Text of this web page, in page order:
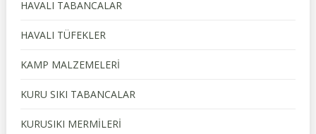
HAVALI TABANCALAR
HAVALI TÜFEKLER
KAMP MALZEMELERİ
KURU SIKI TABANCALAR
KURUSIKI MERMİLERİ